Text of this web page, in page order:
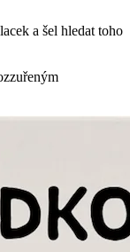
a šel hledat toho